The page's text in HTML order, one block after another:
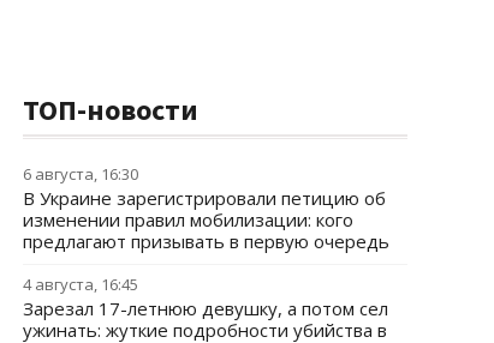
ТОП-новости
6 августа, 16:30
В Украине зарегистрировали петицию об
изменении правил мобилизации: кого
предлагают призывать в первую очередь
4 августа, 16:45
Зарезал 17-летнюю девушку, а потом сел
ужинать: жуткие подробности убийства в